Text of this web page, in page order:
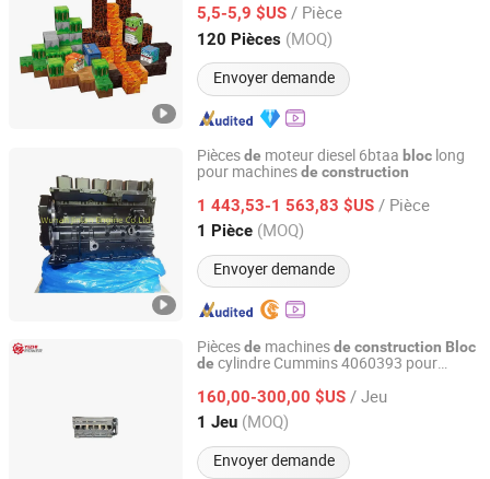
constructionPixel Cube Prix
Fournisseur
5,5-5,9 $US / Pièce
120 Pièces (MOQ)
Envoyer demande
Guangdong, China Depuis 2025
Piècesde moteur diesel 6btaa bloc long
pour machinesde construction
1 443,53-1 563,83 $US / Pièce
1 Pièce (MOQ)
Envoyer demande
Wuhan Jinlan Engine Co., Ltd.
Hubei, China Depuis 2017
Piècesde machinesde construction Bloc
de cylindre Cummins 4060393 pour
160,00-300,00 $US / Jeu
1 Jeu (MOQ)
Envoyer demande
Hubei Yizhi Power Technology Co., Ltd.
Hubei, China Depuis 2026